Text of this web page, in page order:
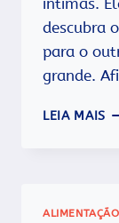
íntimas.
descubra
para o
grande.
LEIA MAIS
ALIMENTAÇÃO